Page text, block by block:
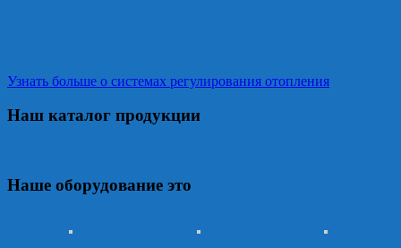
Узнать больше о системах регулирования отопления
Наш каталог продукции
Наше оборудование это